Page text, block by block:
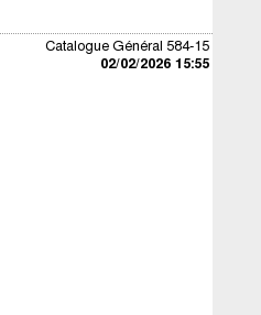
Catalogue Général 584-15
02/02/2026 15:55